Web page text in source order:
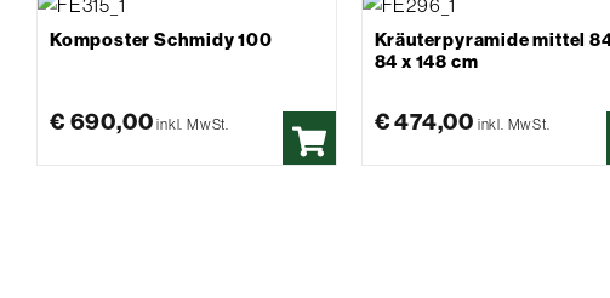
Komposter Schmidy 100
€ 690,00 inkl. MwSt.
Kräuterpyramide mittel
84 x 148 cm
€ 474,00 inkl. MwSt.